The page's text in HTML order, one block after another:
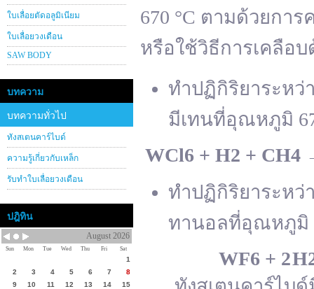
ใบเลื่อยตัดอลูมิเนียม
ใบเลื่อยวงเดือน
SAW BODY
บทความ
บทความทั่วไป
ทังสเตนคาร์ไบด์
ความรู้เกี่ยวกับเหล็ก
รับทำใบเลื่อยวงเดือน
ปฎิทิน
August 2026
Sun Mon Tue Wed Thu Fri Sat
1
2
3 4 5 6 7
8
9
10 11 12 13 14
15
670 °C ตามด้วยกา
หรือใช้วิธีการเคลือบ
ทำปฏิกิริยาระหว่
มีเทนที่อุณหภูมิ
WCl6 + H2 + CH4
ทำปฏิกิริยาระหว่
ทานอลที่อุณหภูมิ
WF6 + 2 H